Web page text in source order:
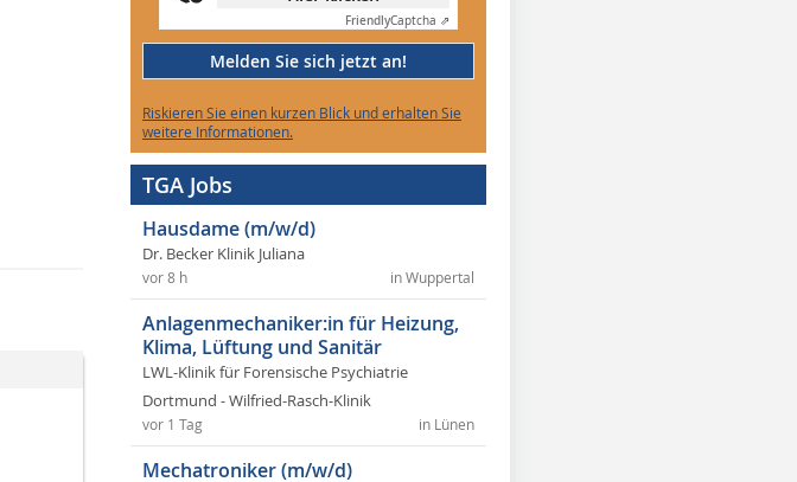
FriendlyCaptcha ⇗
Melden Sie sich jetzt an!
Riskieren Sie einen kurzen Blick und erhalten Sie
weitere Informationen.
TGA Jobs
Hausdame (m/w/d)
Dr. Becker Klinik Juliana
in Wuppertal
vor 8 h
Anlagenmechaniker:in für Heizung,
Klima, Lüftung und Sanitär
LWL-Klinik für Forensische Psychiatrie
Dortmund - Wilfried-Rasch-Klinik
in Lünen
vor 1 Tag
Mechatroniker (m/w/d)